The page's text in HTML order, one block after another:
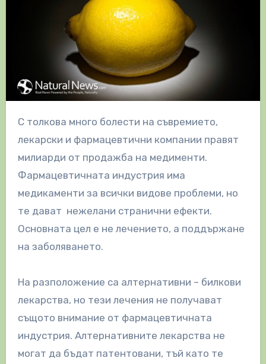
С толкова много болести на съвремието,
лекарски и фармацевтични компании правят
милиарди от продажба на медименти.
Фармацевтичната индустрия има
медикаменти за всички видове проблеми, но
те дават нежелани странични ефекти.
Основната цел е не лечението, а поддържане
на заболяването.
На разположение са алтернативни – билкови
лекарства, но тези лечения не получават
същото внимание от фармацевтичната
индустрия. Алтернативните лекарства не
могат да бъдат патентовани, тъй като те